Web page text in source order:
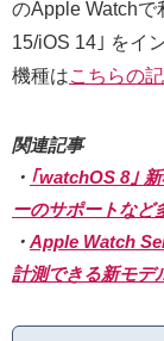
のApple Watchで
15/iOS 14｣ をイ
機種はこちらの
関連記事
・ ｢watchOS 8｣
ーのサポートなど
・ Apple Watch
計測できる新モデ